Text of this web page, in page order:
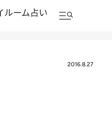
ルーム占い
2016.8.27